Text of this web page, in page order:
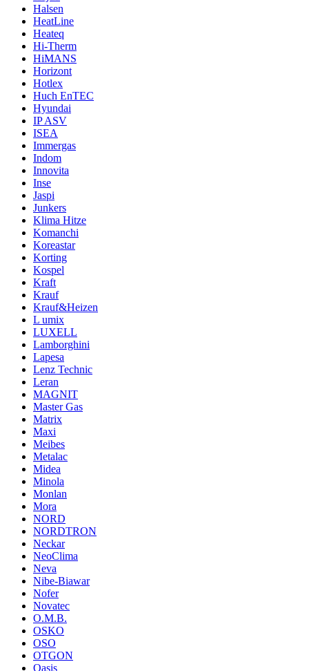
Halsen
HeatLine
Heateq
Hi-Therm
HiMANS
Horizont
Hotlex
Huch EnTEC
Hyundai
IP ASV
ISEA
Immergas
Indom
Innovita
Inse
Jaspi
Junkers
Klima Hitze
Komanchi
Koreastar
Korting
Kospel
Kraft
Krauf
Krauf&Heizen
L umix
LUXELL
Lamborghini
Lapesa
Lenz Technic
Leran
MAGNIT
Master Gas
Matrix
Maxi
Meibes
Metalac
Midea
Minola
Monlan
Mora
NORD
NORDTRON
Neckar
NeoClima
Neva
Nibe-Biawar
Nofer
Novatec
O.M.B.
OSKO
OSO
OTGON
Oasis